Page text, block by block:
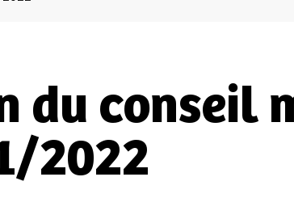
du conseil
2022